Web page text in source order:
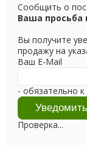
Сообщить о
Ваша просьба
Вы получите
продажу на
Ваш E-Mail
- обязательно
Проверка...